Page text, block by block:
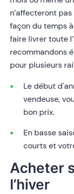
n’affecteront
façon du temps
faire livrer toute
recommandons
pour plusieurs
Le début
vendeuse,
bon prix.
En basse
courts et
Acheter
l’hiver